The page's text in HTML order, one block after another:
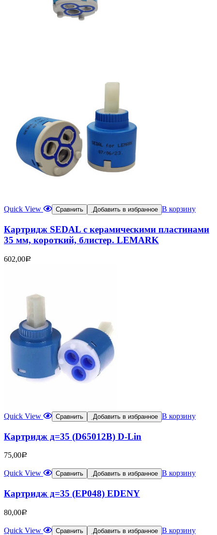
Quick View Сравнить Добавить в избранное В корзину
Картридж SEDAL с керамическими пластинами
35 мм, короткий, блистер. LEMARK
602,00Р
Quick View Сравнить Добавить в избранное В корзину
Картридж д=35 (D65012B) D-Lin
75,00Р
Quick View Сравнить Добавить в избранное В корзину
Картридж д=35 (ЕР048) EDENY
80,00Р
Quick View Сравнить Добавить в избранное В корзину